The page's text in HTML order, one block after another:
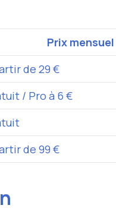
Prix mensuel
de 29 €
/ Pro à 6 €
de 99 €